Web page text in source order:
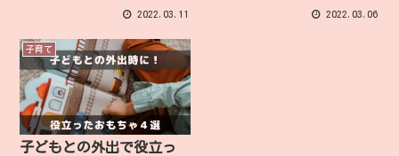
2022.03.11 2022.03.06
子育て
子どもとの外出で役立っ